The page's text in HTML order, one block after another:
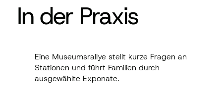
In der Praxis
Eine Museumsrallye stellt kurze Fragen an
Stationen und führt Familien durch
ausgewählte Exponate.
In der Praxis
Eine Museumsrallye stellt kurze Fragen an
Stationen und führt Familien durch
ausgewählte Exponate.